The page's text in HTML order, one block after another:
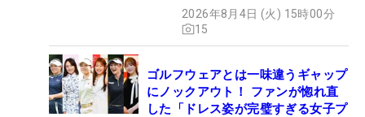
2026年8月4日 (火) 15時00分
15
ゴルフウェアとは一味違うギャップ
にノックアウト！ ファンが惚れ直
した「ドレス姿が完璧すぎる女子プ